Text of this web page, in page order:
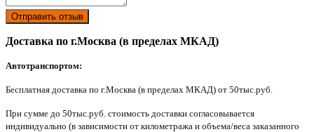
Отправить отзыв
Доставка по г.Москва (в пределах МКАД)
Автотранспортом:
Бесплатная доставка по г.Москва (в пределах МКАД) от 50тыс.руб.
При сумме до 50тыс.руб. стоимость доставки согласовывается
индивидуально (в зависимости от километража и объема/веса заказанного